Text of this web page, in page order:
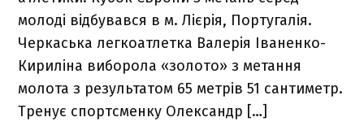
молоді відбувався в м. Лієрія, Португалія.
Черкаська легкоатлетка Валерія Іваненко-
Кириліна виборола «золото» з метання
молота з результатом 65 метрів 51 сантиметр.
Тренує спортсменку Олександр […]